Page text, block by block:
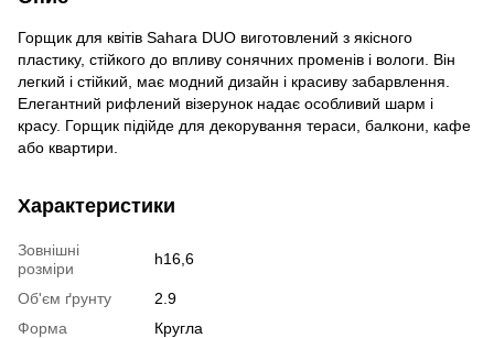
Горщик для квітів Sahara DUO виготовлений з якісного
пластику, стійкого до впливу сонячних променів і вологи. Він
легкий і стійкий, має модний дизайн і красиву забарвлення.
Елегантний рифлений візерунок надає особливий шарм і
красу. Горщик підійде для декорування тераси, балкони, кафе
або квартири.
Характеристики
Зовнішні
розміри
h16,6
Об'єм ґрунту
2.9
Форма
Кругла